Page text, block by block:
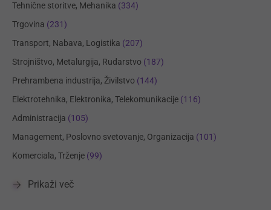
Tehnične storitve, Mehanika (334)
Trgovina (231)
Transport, Nabava, Logistika (207)
Strojništvo, Metalurgija, Rudarstvo (187)
Prehrambena industrija, Živilstvo (144)
Elektrotehnika, Elektronika, Telekomunikacije (116)
Administracija (105)
Management, Poslovno svetovanje, Organizacija (101)
Komerciala, Trženje (99)
Prikaži več